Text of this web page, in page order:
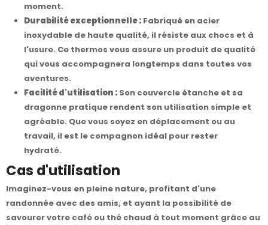
moment.
Durabilité exceptionnelle : Fabriqué en acier
inoxydable de haute qualité, il résiste aux chocs et à
l'usure. Ce thermos vous assure un produit de qualité
qui vous accompagnera longtemps dans toutes vos
aventures.
Facilité d'utilisation : Son couvercle étanche et sa
dragonne pratique rendent son utilisation simple et
agréable. Que vous soyez en déplacement ou au
travail, il est le compagnon idéal pour rester
hydraté.
Cas d'utilisation
Imaginez-vous en pleine nature, profitant d'une
randonnée avec des amis, et ayant la possibilité de
savourer votre café ou thé chaud à tout moment grâce au